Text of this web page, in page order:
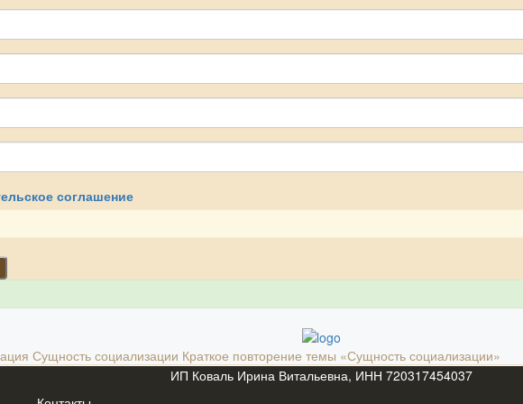
соглашение
Сущность социализации Краткое повторение темы «Сущность социализации»
ИП Коваль Ирина Витальевна, ИНН 720317454037